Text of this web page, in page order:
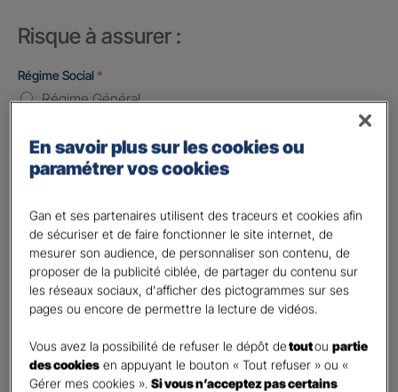
Risque à assurer :
Régime Social *
Régime Général
Régime Agricole
Régime local Alsace - Moselle
Bénéficiaire(s)*
Moi
Conjoint
Enfant(s)
A partir du 3ème enfant, Ils seront rattachés gratuitement à votre contrat. Pensez
Vos informations :
En savoir plus sur les cookies ou
paramétrer vos cookies
Gan et ses partenaires utilisent des traceurs et cookies afin
de sécuriser et de faire fonctionner le site internet, de
mesurer son audience, de personnaliser son contenu, de
proposer de la publicité ciblée, de partager du contenu sur
les réseaux sociaux, d'afficher des pictogrammes sur ses
pages ou encore de permettre la lecture de vidéos.
Vous avez la possibilité de refuser le dépôt detoutoupartie
des cookies en appuyant le bouton « Tout refuser » ou «
Gérer mes cookies ».Si vous n’acceptez pas certains